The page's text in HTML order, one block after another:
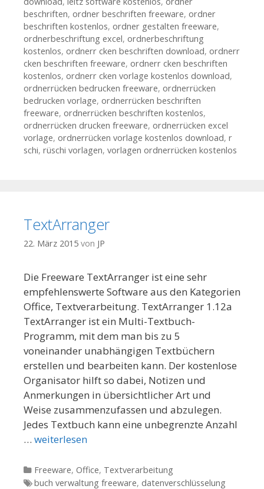
beschriften, ordner beschriften freeware, ordner
beschriften kostenlos, ordner gestalten freeware,
ordnerbeschriftung excel, ordnerbeschriftung
kostenlos, ordnerr cken beschriften download, ordnerr
cken beschriften freeware, ordnerr cken beschriften
kostenlos, ordnerr cken vorlage kostenlos download,
ordnerrücken bedrucken freeware, ordnerrücken
bedrucken vorlage, ordnerrücken beschriften
freeware, ordnerrücken beschriften kostenlos,
ordnerrücken drucken freeware, ordnerrücken excel
vorlage, ordnerrücken vorlage kostenlos download, r
schi, rüschi vorlagen, vorlagen ordnerrücken kostenlos
TextArranger
22. März 2015 von JP
Die Freeware TextArranger ist eine sehr
empfehlenswerte Software aus den Kategorien
Office, Textverarbeitung. TextArranger 1.12a
TextArranger ist ein Multi-Textbuch-
Programm, mit dem man bis zu 5
voneinander unabhängigen Textbüchern
erstellen und bearbeiten kann. Der kostenlose
Organisator hilft so dabei, Notizen und
Anmerkungen in übersichtlicher Art und
Weise zusammenzufassen und abzulegen.
Jedes Textbuch kann eine unbegrenzte Anzahl
… weiterlesen
Kategorien
Freeware, Office, Textverarbeitung
Tags
buch verwaltung freeware, datenverschlüsselung